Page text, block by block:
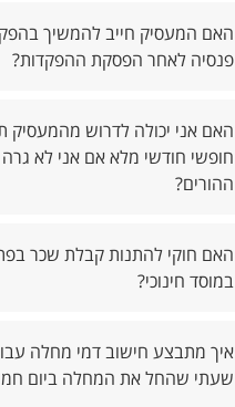
האם המעסיק חייב להמשיך
פנסיה לאחר הפסקת ההפקדות?
האם אני יכולה לדרוש מהמעסיק
חופשי חודשי מלא אם אני לא
ההורים?
האם חוקי להתנות קבלת שכר
במוסד חינוכי?
איך מתבצע חישוב דמי מחלה
שעתי שהחל את המחלה ביום